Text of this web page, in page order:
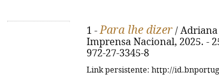
1 -Para lhe dizer / Adriana
Imprensa Nacional, 2025. -
972-27-3345-8
Link persistente: http://